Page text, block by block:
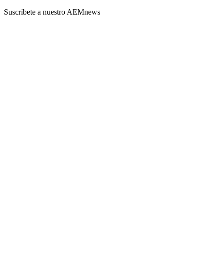
Suscríbete a nuestro AEMnews